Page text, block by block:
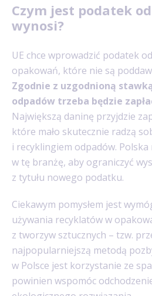
Czym jest podatek
wynosi?
UE chce wprowadzić podatek
opakowań, które nie są
Zgodnie z uzgodnioną
odpadów trzeba będzie
Największą daninę przyjdzie
które mało skutecznie radzą
i recyklingiem odpadów.
w tę branżę, aby ograniczyć
z tytułu nowego podatku.
Ciekawym pomysłem jest
używania recyklatów w
z tworzyw sztucznych – tzw.
najpopularniejszą metodą
w Polsce jest korzystanie ze
powinien wspomóc